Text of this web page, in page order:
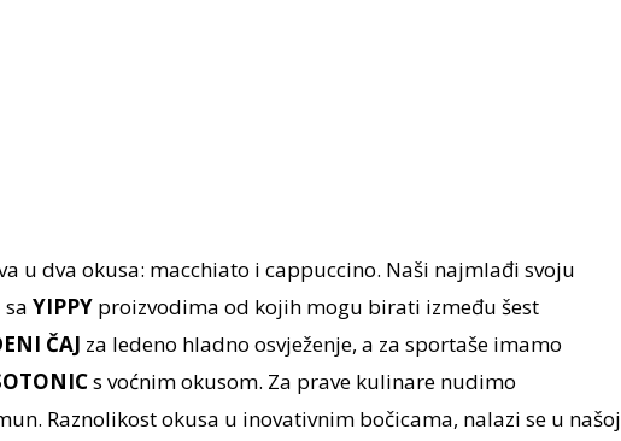
u dva okusa: macchiato i cappuccino. Naši najmlađi svoju
YIPPY proizvodima od kojih mogu birati između šest
ČAJ za ledeno hladno osvježenje, a za sportaše imamo
s voćnim okusom. Za prave kulinare nudimo
Raznolikost okusa u inovativnim bočicama, nalazi se u našoj